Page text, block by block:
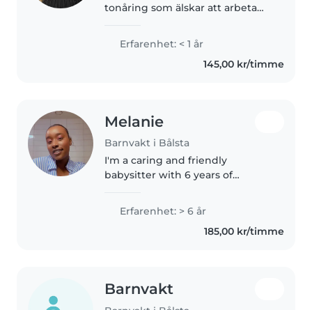
tonåring som älskar att arbeta
att ta hand om förskolebarn,
skolbarn och tonåringar. Jag kan
hjälpa till med läxorna,..
Erfarenhet: < 1 år
145,00 kr/timme
Melanie
Barnvakt i Bålsta
I'm a caring and friendly
babysitter with 6 years of
children of all ages. I specialize in
and physical limitations. I'm
Erfarenhet: > 6 år
185,00 kr/timme
Barnvakt